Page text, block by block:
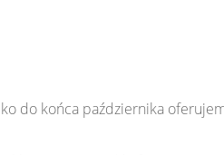
do końca października